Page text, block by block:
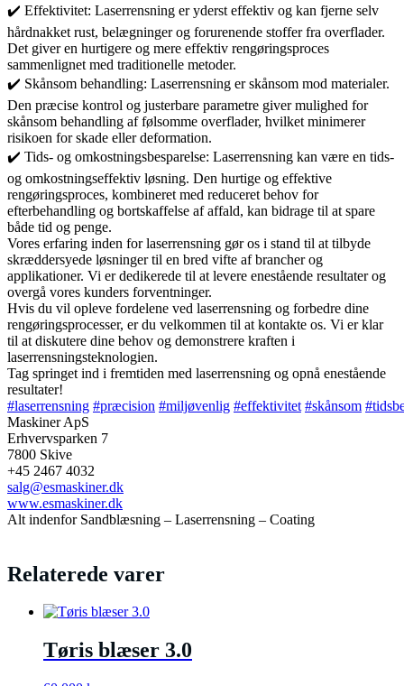
✔️ Effektivitet: Laserrensning er yderst effektiv og kan fjerne selv
hårdnakket rust, belægninger og forurenende stoffer fra overflader.
Det giver en hurtigere og mere effektiv rengøringsproces
sammenlignet med traditionelle metoder.
✔️ Skånsom behandling: Laserrensning er skånsom mod materialer.
Den præcise kontrol og justerbare parametre giver mulighed for
skånsom behandling af følsomme overflader, hvilket minimerer
risikoen for skade eller deformation.
✔️ Tids- og omkostningsbesparelse: Laserrensning kan være en tids-
og omkostningseffektiv løsning. Den hurtige og effektive
rengøringsproces, kombineret med reduceret behov for
efterbehandling og bortskaffelse af affald, kan bidrage til at spare
både tid og penge.
Vores erfaring inden for laserrensning gør os i stand til at tilbyde
skræddersyede løsninger til en bred vifte af brancher og
applikationer. Vi er dedikerede til at levere enestående resultater og
overgå vores kunders forventninger.
Hvis du vil opleve fordelene ved laserrensning og forbedre dine
rengøringsprocesser, er du velkommen til at kontakte os. Vi er klar
til at diskutere dine behov og demonstrere kraften i
laserrensningsteknologien.
Tag springet ind i fremtiden med laserrensning og opnå enestående
resultater!
#laserrensning #præcision #miljøvenlig #effektivitet #skånsom
Maskiner ApS
Erhvervsparken 7
7800 Skive
+45 2467 4032
salg@esmaskiner.dk
www.esmaskiner.dk
Alt indenfor Sandblæsning – Laserrensning – Coating
Relaterede varer
Tøris blæser 3.0